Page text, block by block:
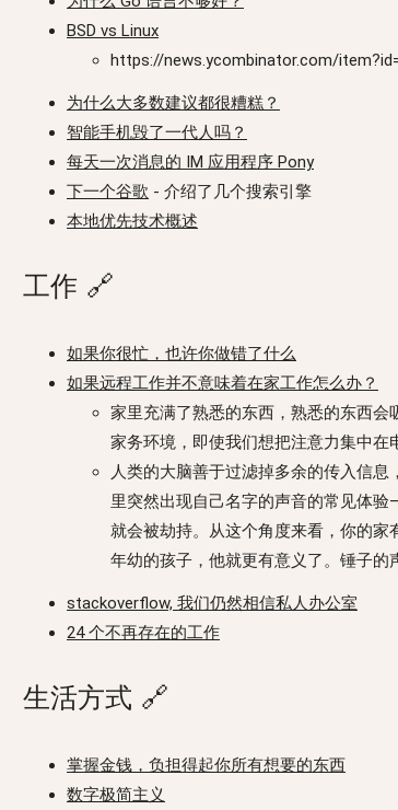
BSD vs Linux
https://news.ycombinator.com/
为什么大多数建议都很糟糕？
智能手机毁了一代人吗？
每天一次消息的 IM 应用程序 Pony
下一个谷歌 - 介绍了几个搜索引擎
本地优先技术概述
工作 🔗
如果你很忙，也许你做错了什么
如果远程工作并不意味着在家工作怎么办？
家里充满了熟悉的东西，熟悉的东西
家务环境，即使我们想把注意力集中在
人类的大脑善于过滤掉多余的传入信
里突然出现自己名字的声音的常见体
就会被劫持。从这个角度来看，你的
年幼的孩子，他就更有意义了。锤子的
stackoverflow, 我们仍然相信私人办公室
24 个不再存在的工作
生活方式 🔗
掌握金钱，负担得起你所有想要的东西
数字极简主义